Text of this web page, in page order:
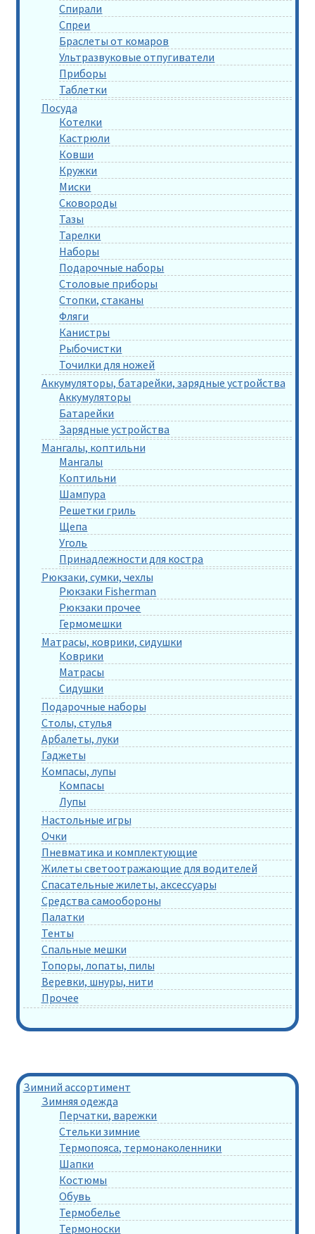
Спирали
Спреи
Браслеты от комаров
Ультразвуковые отпугиватели
Приборы
Таблетки
Посуда
Котелки
Кастрюли
Ковши
Кружки
Миски
Сковороды
Тазы
Тарелки
Наборы
Подарочные наборы
Столовые приборы
Стопки, стаканы
Фляги
Канистры
Рыбочистки
Точилки для ножей
Аккумуляторы, батарейки, зарядные устройства
Аккумуляторы
Батарейки
Зарядные устройства
Мангалы, коптильни
Мангалы
Коптильни
Шампура
Решетки гриль
Щепа
Уголь
Принадлежности для костра
Рюкзаки, сумки, чехлы
Рюкзаки Fisherman
Рюкзаки прочее
Гермомешки
Матрасы, коврики, сидушки
Коврики
Матрасы
Сидушки
Подарочные наборы
Столы, стулья
Арбалеты, луки
Гаджеты
Компасы, лупы
Компасы
Лупы
Настольные игры
Очки
Пневматика и комплектующие
Жилеты светоотражающие для водителей
Спасательные жилеты, аксессуары
Средства самообороны
Палатки
Тенты
Спальные мешки
Топоры, лопаты, пилы
Веревки, шнуры, нити
Прочее
Зимний ассортимент
Зимняя одежда
Перчатки, варежки
Стельки зимние
Термопояса, термонаколенники
Шапки
Костюмы
Обувь
Термобелье
Термоноски